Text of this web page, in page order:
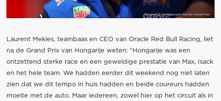
Laurent Mekies, teambaas en CEO van Oracle Red Bull Racing, liet
na de Grand Prix van Hongarije weten: “Hongarije was een
ontzettend sterke race en een geweldige prestatie van Max, Isack
en het hele team. We hadden eerder dit weekend nog niet laten
zien dat we dit tempo in huis hadden en beide coureurs hadden
moeite met de auto. Maar iedereen, zowel hier op het circuit als in